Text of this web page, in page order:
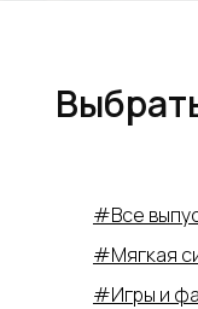
#Все
#Мягкая
#Игры и